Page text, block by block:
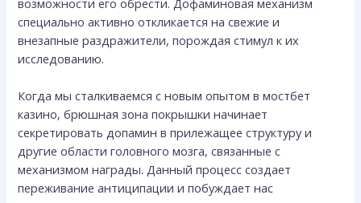
специально активно откликается на свежие и
внезапные раздражители, порождая стимул к их
исследованию.
Когда мы сталкиваемся с новым опытом в мостбет
казино, брюшная зона покрышки начинает
секретировать допамин в прилежащее структуру и
другие области головного мозга, связанные с
механизмом награды. Данный процесс создает
переживание антиципации и побуждает нас